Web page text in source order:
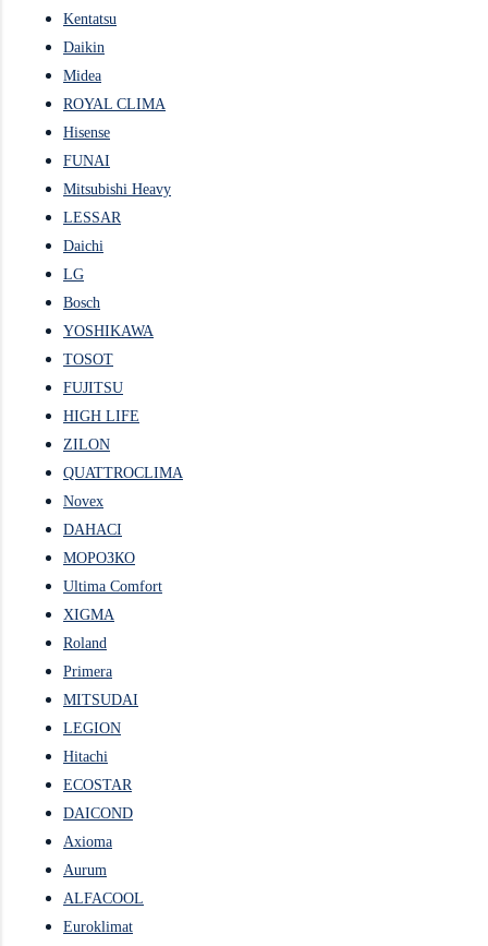
Kentatsu
Daikin
Midea
ROYAL CLIMA
Hisense
FUNAI
Mitsubishi Heavy
LESSAR
Daichi
LG
Bosch
YOSHIKAWA
TOSOT
FUJITSU
HIGH LIFE
ZILON
QUATTROCLIMA
Novex
DAHACI
МОРОЗКО
Ultima Comfort
XIGMA
Roland
Primera
MITSUDAI
LEGION
Hitachi
ECOSTAR
DAICOND
Axioma
Aurum
ALFACOOL
Euroklimat